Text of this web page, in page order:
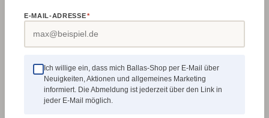
Bei direkten oder indirekten Links, die
außerhalb unseres Verantwortungsbereiches
liegen, würde eine Haftungsverpflichtung
ausschließlich in dem Fall in Kraft treten, in
dem wir von den Inhalten Kenntnis haben und
es uns technisch möglich und zumutbar wäre,
die Nutzung im Falle rechtswidriger Inhalte zu
verhindern.
E-MAIL-ADRESSE*
Ich willige ein, dass mich Ballas-Shop per E-Mail über
Neuigkeiten, Aktionen und allgemeines Marketing
informiert. Die Abmeldung ist jederzeit über den Link in
jeder E-Mail möglich.